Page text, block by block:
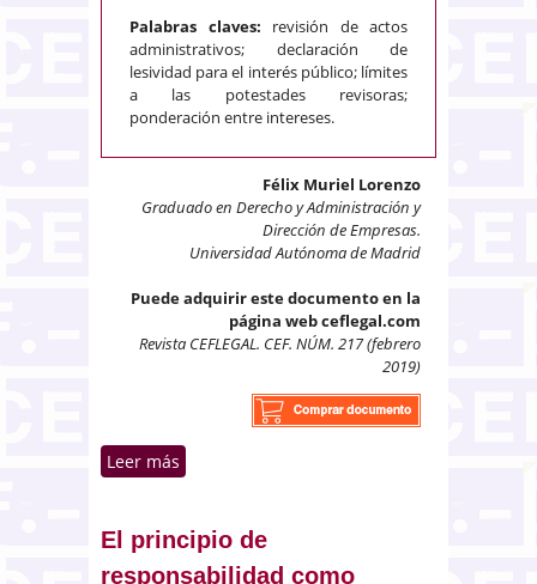
Palabras claves: revisión de actos
administrativos; declaración de
lesividad para el interés público; límites
a las potestades revisoras;
ponderación entre intereses.
Félix Muriel Lorenzo
Graduado en Derecho y Administración y
Dirección de Empresas.
Universidad Autónoma de Madrid
Puede adquirir este documento en la
página web ceflegal.com
Revista CEFLEGAL. CEF. NÚM. 217 (febrero
2019)
Leer más
la LPACAP
El principio de
responsabilidad como